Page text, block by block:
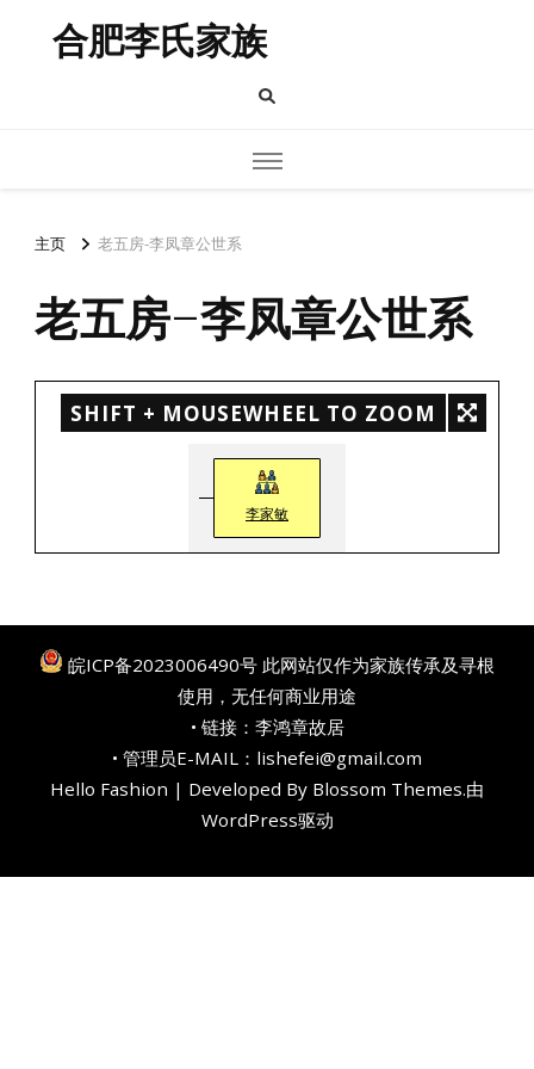
合肥李氏家族
主页 老五房-李凤章公世系
老五房-李凤章公世系
SHIFT + MOUSEWHEEL TO ZOOM
李家敏
皖ICP备2023006490号 此网站仅作为家族传承及寻根
使用，无任何商业用途
• 链接： 李鸿章故居
• 管理员E-MAIL：lishefei@gmail.com
Hello Fashion | Developed By Blossom Themes.由
WordPress驱动